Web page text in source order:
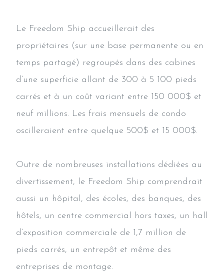
Le Freedom Ship accueillerait des
propriétaires (sur une base permanente ou en
temps partagé) regroupés dans des cabines
d’une superficie allant de 300 à 5 100 pieds
carrés et à un coût variant entre 150 000$ et
neuf millions. Les frais mensuels de condo
oscilleraient entre quelque 500$ et 15 000$.
Outre de nombreuses installations dédiées au
divertissement, le Freedom Ship comprendrait
aussi un hôpital, des écoles, des banques, des
hôtels, un centre commercial hors taxes, un hall
d’exposition commerciale de 1,7 million de
pieds carrés, un entrepôt et même des
entreprises de montage.